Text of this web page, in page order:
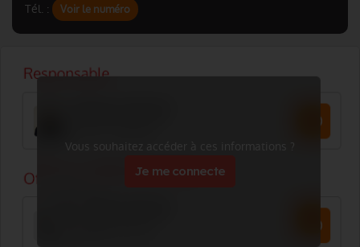
Tél. :
Voir le numéro
Vous souhaitez accéder à ces informations ?
Je me connecte